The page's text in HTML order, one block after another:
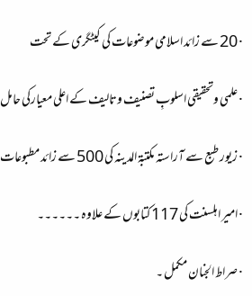
· 20 سے زائد اسلامی موضوعات کی کیٹگری کے تحت
· علمی وتحقیقی اسلوبِ تصنیف وتالیف کے اعلی معیارکی حامل
· زیور طبع سے آراستہ مکتبۃ المدینہ کی 500 سے زائد مطبوعات
· امیر اہلسنت کی 117 کتابوں کے علاوه ۔۔۔۔۔۔
· صراط الجنان مکمل ۔